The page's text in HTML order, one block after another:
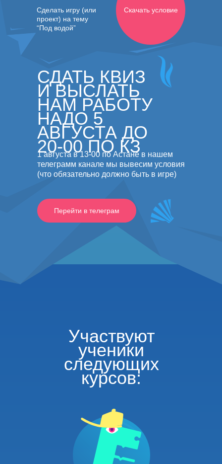
Сделать игру (или
проект) на тему
“Под водой”
Скачать условие
СДАТЬ КВИЗ
И ВЫСЛАТЬ
НАМ РАБОТУ
НАДО 5
АВГУСТА ДО
20-00 ПО КЗ
1 августа в 13-00 по Астане в нашем
телеграмм канале мы вывесим условия
(что обязательно должно быть в игре)
Перейти в телеграм
Участвуют
ученики
следующих
курсов: